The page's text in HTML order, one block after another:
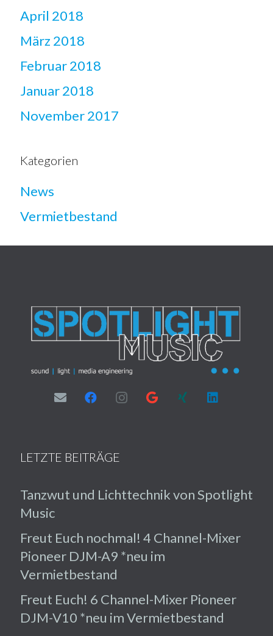
April 2018
März 2018
Februar 2018
Januar 2018
November 2017
Kategorien
News
Vermietbestand
LETZTE BEITRÄGE
Tanzwut und Lichttechnik von Spotlight
Music
Freut Euch nochmal! 4 Channel-Mixer
Pioneer DJM-A9 *neu im
Vermietbestand
Freut Euch! 6 Channel-Mixer Pioneer
DJM-V10 *neu im Vermietbestand